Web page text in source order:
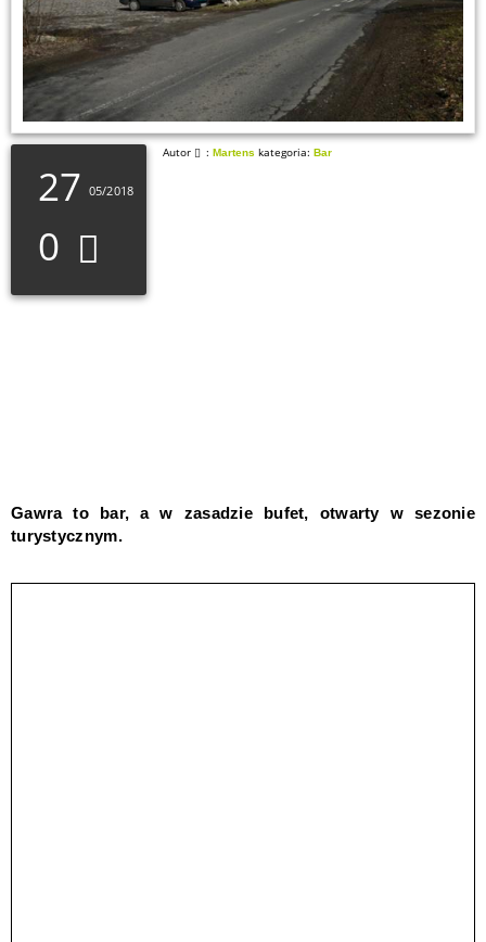
27 05/2018
0
Autor : Martens kategoria: Bar
Gawra to bar, a w zasadzie bufet, otwarty w sezonie
turystycznym.